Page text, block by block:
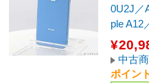
0U2J／
ple A12
中古
ポイン